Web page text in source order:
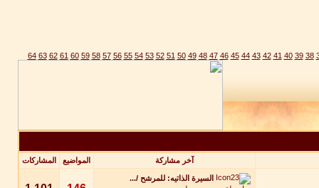
38
39
40
41
42
43
44
45
46
47
48
49
50
51
52
53
54
55
56
57
58
59
60
61
62
63
64
آخر مشاركة المواضيع المشاركات
السيرة الذاتيه: للمرشح /...